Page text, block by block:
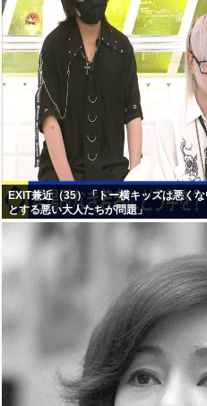
EXIT兼近（35）「トー横キッズは悪く
とする悪い大人たちが問題」